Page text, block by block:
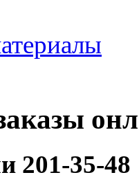
201-35-48